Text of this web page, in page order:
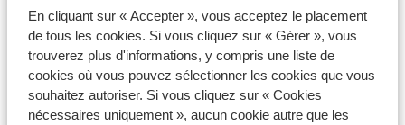
En cliquant sur « Accepter », vous acceptez le placement
de tous les cookies. Si vous cliquez sur « Gérer », vous
trouverez plus d'informations, y compris une liste de
cookies où vous pouvez sélectionner les cookies que vous
souhaitez autoriser. Si vous cliquez sur « Cookies
nécessaires uniquement », aucun cookie autre que les
Extras
Réservation sièges auto pour bébés et enfants
Si vous avez réservé l’option voiture de location avec
prise en charge et restitution à l'aéroport, vous pouvez
ajouter vous-même le siège auto en vous connectant à